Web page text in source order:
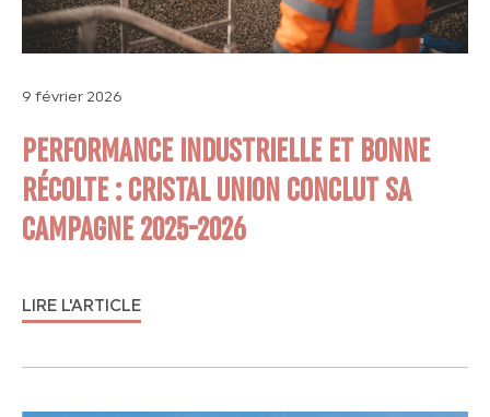
9 février 2026
PERFORMANCE INDUSTRIELLE ET BONNE
RÉCOLTE : CRISTAL UNION CONCLUT SA
CAMPAGNE 2025-2026
LIRE L'ARTICLE